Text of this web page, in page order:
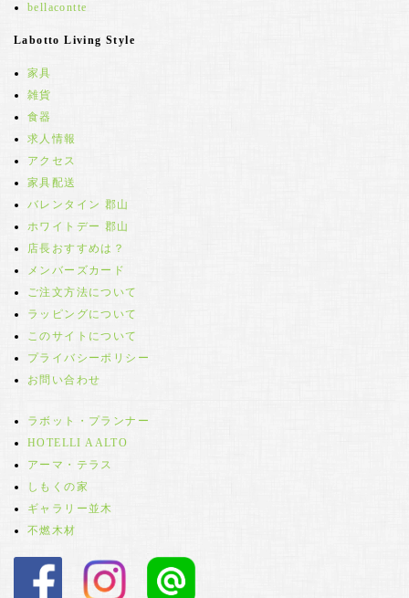
bellacontte
Labotto Living Style
家具
雑貨
食器
求人情報
アクセス
家具配送
バレンタイン 郡山
ホワイトデー 郡山
店長おすすめは？
メンバーズカード
ご注文方法について
ラッピングについて
このサイトについて
プライバシーポリシー
お問い合わせ
ラボット・プランナー
HOTELLI AALTO
アーマ・テラス
しもくの家
ギャラリー並木
不燃木材